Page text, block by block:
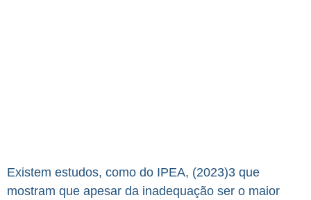
Existem estudos, como do IPEA, (2023)3 que
mostram que apesar da inadequação ser o maior